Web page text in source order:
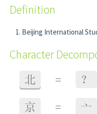
Definition
Beijing International
Character
北 = ？
京 = 亠